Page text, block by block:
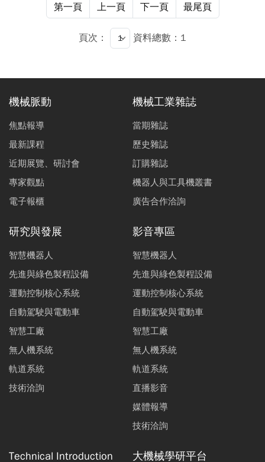
第一頁 上一頁 下一頁 最尾頁
頁次： 資料總數：1
機械脈動
焦點報導
最新課程
近期展覽、研討會
專家觀點
電子報櫃
機械工業雜誌
當期雜誌
歷史雜誌
訂購雜誌
機器人與工具機叢書
廣告合作洽詢
研究與發展
智慧機器人
先進與綠色製程設備
運動控制核心系統
自動駕駛與電動車
智慧工廠
無人機系統
軌道系統
技術洽詢
影音專區
智慧機器人
先進與綠色製程設備
運動控制核心系統
自動駕駛與電動車
智慧工廠
無人機系統
軌道系統
直播影音
媒體報導
技術洽詢
Technical Introduction 大機械學研平台